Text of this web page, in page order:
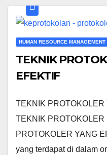
HUMAN RESOURCE MANAGEMENT
TEKNIK
EFEKTIF
TEKNIK PROTOKOLER
TEKNIK
PROTOKOLER YANG
yang terdapat di dalam